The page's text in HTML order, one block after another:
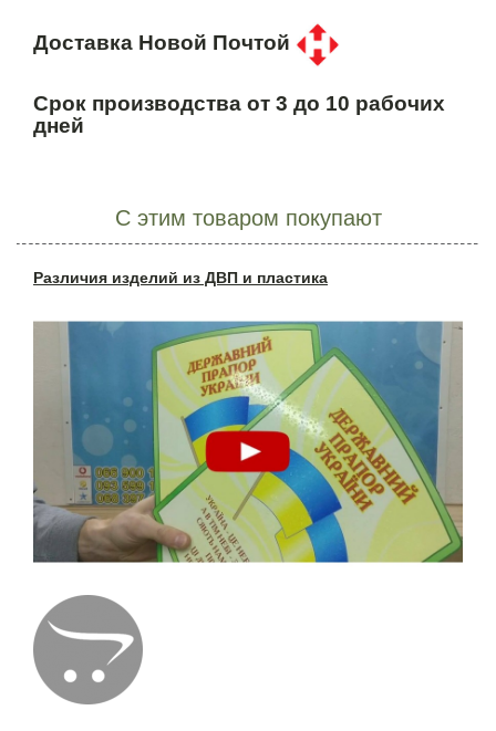
Доставка Новой Почтой
Срок производства от 3 до 10 рабочих
дней
С этим товаром покупают
Различия изделий из ДВП и пластика